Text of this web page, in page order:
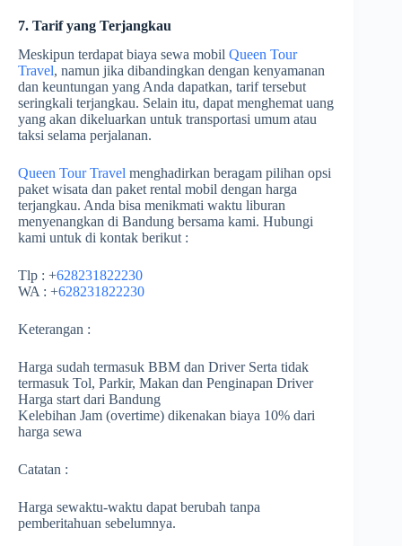
7. Tarif yang Terjangkau
Meskipun terdapat biaya sewa mobil Queen Tour
Travel, namun jika dibandingkan dengan kenyamanan
dan keuntungan yang Anda dapatkan, tarif tersebut
seringkali terjangkau. Selain itu, dapat menghemat uang
yang akan dikeluarkan untuk transportasi umum atau
taksi selama perjalanan.
Queen Tour Travel menghadirkan beragam pilihan opsi
paket wisata dan paket rental mobil dengan harga
terjangkau. Anda bisa menikmati waktu liburan
menyenangkan di Bandung bersama kami. Hubungi
kami untuk di kontak berikut :
Tlp : +628231822230
WA : +628231822230
Keterangan :
Harga sudah termasuk BBM dan Driver Serta tidak
termasuk Tol, Parkir, Makan dan Penginapan Driver
Harga start dari Bandung
Kelebihan Jam (overtime) dikenakan biaya 10% dari
harga sewa
Catatan :
Harga sewaktu-waktu dapat berubah tanpa
pemberitahuan sebelumnya.